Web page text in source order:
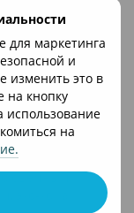
для маркетинга
и
изменить это в
на кнопку
использование
на
.
подножки, столик
подносом, эко-